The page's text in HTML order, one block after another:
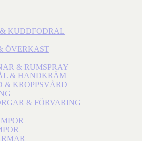
KUDDFODRAL
ÖVERKAST
& RUMSPRAY
& HANDKRÄM
& KROPPSVÅRD
& FÖRVARING